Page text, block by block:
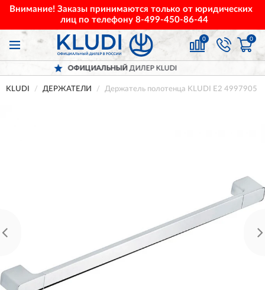
Внимание! Заказы принимаются только от юридических
лиц по телефону 8-499-450-86-44
0 0
ОФИЦИАЛЬНЫЙДИЛЕР KLUDI
KLUDI ДЕРЖАТЕЛИ Держатель полотенца KLUDI E2 4997905